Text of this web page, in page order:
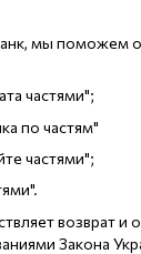
мы поможем
частями";
по частям"
частями";
возврат и
Закона